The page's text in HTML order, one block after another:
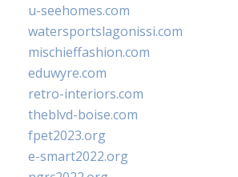
u-seehomes.com
watersportslagonissi.com
mischieffashion.com
eduwyre.com
retro-interiors.com
theblvd-boise.com
fpet2023.org
e-smart2022.org